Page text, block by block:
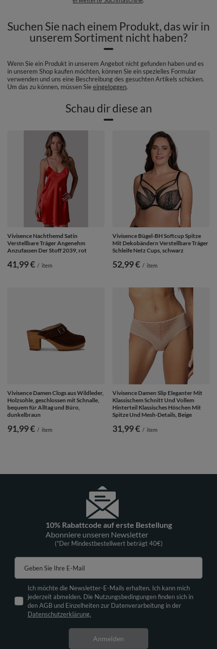
Suchen Sie nach einem Produkt, das wir in
unserem Sortiment nicht haben?
Wenn Sie ein Produkt in unserem Angebot nicht gefunden haben und es
in unserem Shop kaufen möchten, können Sie ein spezielles Formular
verwenden und uns eine Beschreibung des gesuchten Artikels schicken.
Um das zu können, müssen Sieeingeloggen.
Schau dir diese an
Vivisence Nachthemd Satin
Verstellbare Träger Angenehm
Anzufassen Der Stoff 2039, rot
41,99 € / item
Vivisence Bügel-BH Softcup Spitze
Mit Dekobändern Verstellbare Träger
Schleife Netz Cups, schwarz
52,99 € / item
Vivisence Damen Clogs aus Wildleder,
Holzsohle, geschlossen mit Schnalle,
bequem für Alltag und Büro,
dunkelbraun
91,99 € / item
Vivisence Damen Slip Eleganter Mit
Klassischem Schnitt Und Vollem
Hinterteil Klassisches Höschen Mit
Spitze Und Mesh-Details, Beige
31,99 € / item
10% Rabattcode auf erste Bestellung
Abonniere unseren Newsletter
(*Der Mindestbestellwert beträgt 40€)
Geben Sie Ihre E-Mail
Ich möchte die Newsletter-E-Mails erhalten. Ich kann mich
jederzeit abmelden. Die Nutzungsbedingungen finden sich in
den AGB und Einzelheiten zur Datenverarbeitung in der
Datenschutzerklärung.
Anmelden